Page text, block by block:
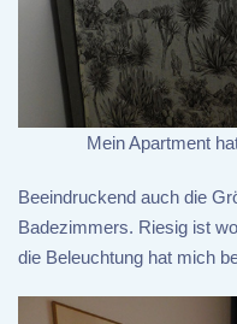
Mein Apartment
Beeindruckend auch die
Badezimmers. Riesig ist
die Beleuchtung hat mich